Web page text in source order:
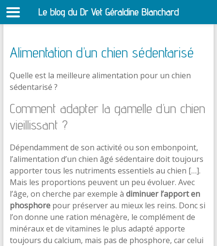
Alimentation d’un chien sédentarisé
Quelle est la meilleure alimentation pour un chien
sédentarisé ?
Comment adapter la gamelle d’un chien
vieillissant ?
Dépendamment de son activité ou son embonpoint,
l’alimentation d’un chien âgé sédentaire doit toujours
apporter tous les nutriments essentiels au chien […].
Mais les proportions peuvent un peu évoluer. Avec
l’âge, on cherche par exemple à diminuer l’apport en
phosphorepour préserver au mieux les reins. Donc si
l’on donne une ration ménagère, le complément de
minéraux et de vitamines le plus adapté apporte
toujours du calcium, mais pas de phosphore, car celui
Le blog du Dr Vet Géraldine Blanchard